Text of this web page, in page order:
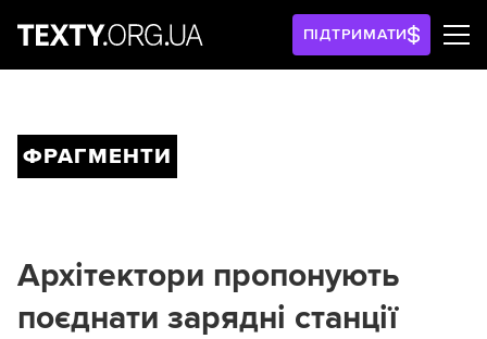
ПІДТРИМАТИ
ФРАГМЕНТИ
Архітектори пропонують
поєднати зарядні станції